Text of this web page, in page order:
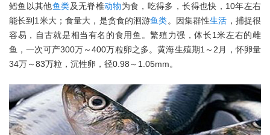
鳕鱼以其他鱼类及无脊椎动物为食，吃得多，长得也快，10年左右
能长到1米大；食量大，是贪食的洄游鱼类。因集群性生活 ，捕捉很
容易，自古就是相当有名的食用鱼。繁殖力强，体长1米左右的雌
鱼，一次可产300万～400万粒卵之多。黄海生殖期1～2月，怀卵量
34万～83万粒，沉性卵，径0.98～1.05mm。